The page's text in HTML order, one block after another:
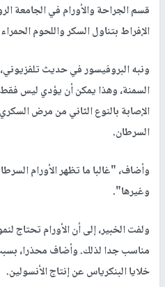
قسم الجراحة والأورام في الجامعة
الإفراط بتناول السكر واللحوم
ونبه البروفيسور في حديث
السمنة، وهذا يمكن أن يؤدي ليس
الإصابة بالنوع الثاني من مرض
السرطان.
وأضاف، "غالبا ما تظهر الأورام
وغيرها".
ولفت الخبير، إلى أن الأورام تحتاج
مناسب جدا لذلك. وأضاف محذرا،
خلايا البنكرياس عن إنتاج الأنسولين.